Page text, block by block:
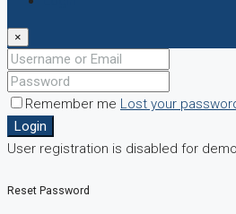
×
Remember me Lost your
Login
User registration is disabled for
Reset Password